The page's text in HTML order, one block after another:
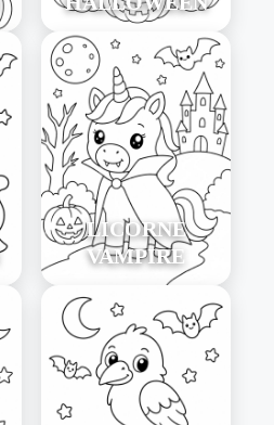
LICORNE
VAMPIRE